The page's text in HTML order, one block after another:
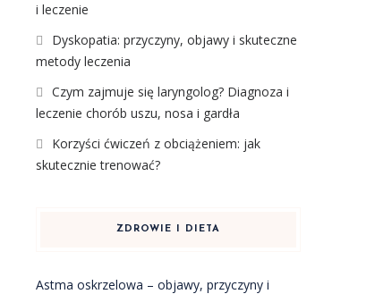
i leczenie
Dyskopatia: przyczyny, objawy i skuteczne
metody leczenia
Czym zajmuje się laryngolog? Diagnoza i
leczenie chorób uszu, nosa i gardła
Korzyści ćwiczeń z obciążeniem: jak
skutecznie trenować?
ZDROWIE I DIETA
Astma oskrzelowa – objawy, przyczyny i